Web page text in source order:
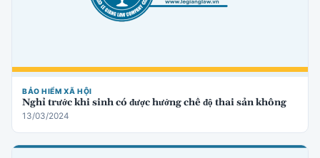
BẢO HIỂM XÃ HỘI
Nghỉ trước khi sinh có được hưởng chế độ thai sản không
13/03/2024